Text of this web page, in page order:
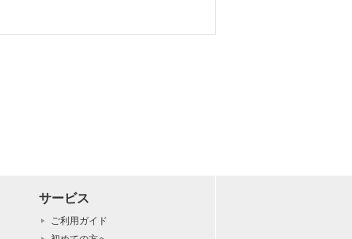
サービス
ご利用ガイド